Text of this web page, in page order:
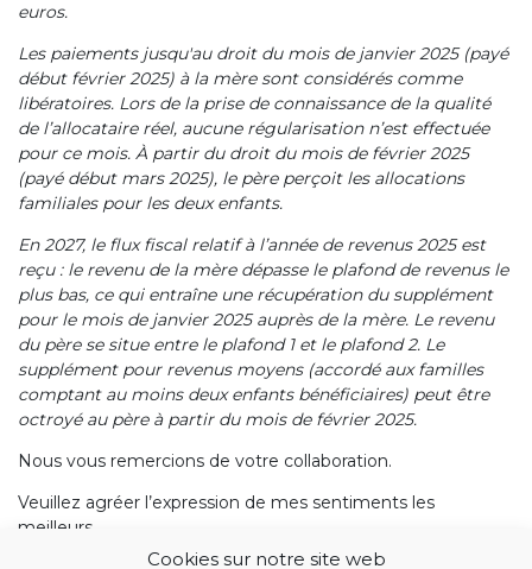
Cookies sur notre site web
euros.
Les paiements jusqu'au droit du mois de janvier 2025 (payé
début février 2025) à la mère sont considérés comme
libératoires. Lors de la prise de connaissance de la qualité
de l’allocataire réel, aucune régularisation n’est effectuée
pour ce mois. À partir du droit du mois de février 2025
(payé début mars 2025), le père perçoit les allocations
familiales pour les deux enfants.
En 2027, le flux fiscal relatif à l’année de revenus 2025 est
reçu : le revenu de la mère dépasse le plafond de revenus le
plus bas, ce qui entraîne une récupération du supplément
pour le mois de janvier 2025 auprès de la mère. Le revenu
du père se situe entre le plafond 1 et le plafond 2. Le
supplément pour revenus moyens (accordé aux familles
comptant au moins deux enfants bénéficiaires) peut être
octroyé au père à partir du mois de février 2025.
Nous vous remercions de votre collaboration.
Veuillez agréer l’expression de mes sentiments les
meilleurs,